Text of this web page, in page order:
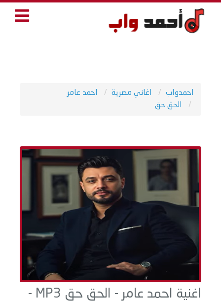
احمدواب اغاني مصرية
احمد عامر
الحق حق
اغنية احمد عامر - الحق حق MP3 -